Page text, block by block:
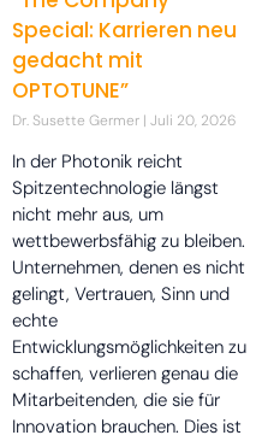
Special: Karrieren neu
gedacht mit
OPTOTUNE”
Dr. Susette Germer Juli 20, 2026
In der Photonik reicht
Spitzentechnologie längst
nicht mehr aus, um
wettbewerbsfähig zu bleiben.
Unternehmen, denen es nicht
gelingt, Vertrauen, Sinn und
echte
Entwicklungsmöglichkeiten zu
schaffen, verlieren genau die
Mitarbeitenden, die sie für
Innovation brauchen. Dies ist